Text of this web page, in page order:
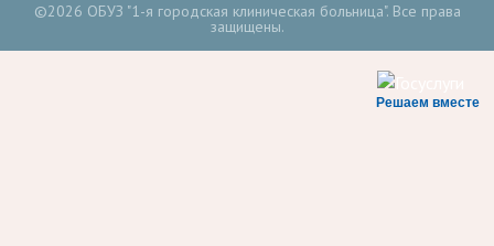
©2026 ОБУЗ "1-я городская клиническая больница". Все права
защищены.
Решаем вместе